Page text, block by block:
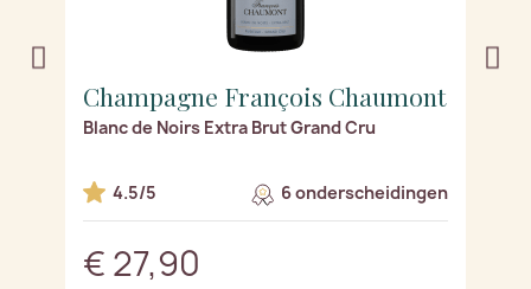
Champagne François Chaumont
Blanc de Noirs Extra Brut Grand Cru
4.5/5 6 onderscheidingen
€ 27,90